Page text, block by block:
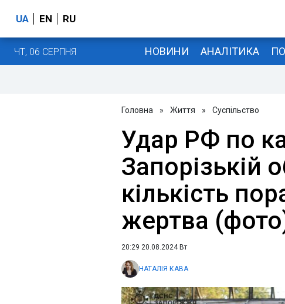
UA EN RU
ЧТ, 06 СЕРПНЯ НОВИНИ АНАЛІТИКА
Головна » Життя » Суспільство
Удар РФ по
Запорізькій
кількість
жертва
20:29 20.08.2024 Вт
НАТАЛІЯ КАВА